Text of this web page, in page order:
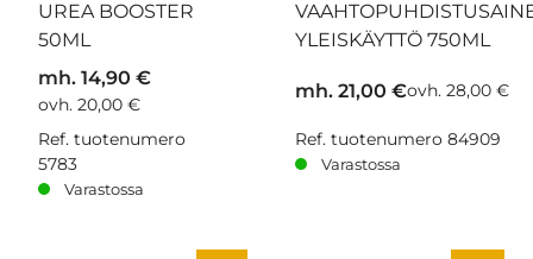
UREA BOOSTER
50ML
mh. 14,90 €
ovh. 20,00 €
Ref. tuotenumero
5783
Varastossa
YLEISKÄYTTÖ 750ML
mh. 21,00 €ovh. 28,00 €
Ref. tuotenumero 84909
Varastossa